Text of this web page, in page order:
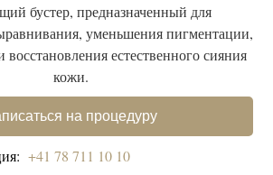
бустер, предназначенный для
уменьшения пигментации,
естественного сияния
кожи.
на процедуру
+41 78 711 10 10